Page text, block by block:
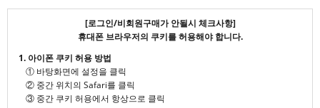
[로그인/비회원구매가 안될시 체크사항]
휴대폰 브라우저의 쿠키를 허용해야 합니다.
1. 아이폰 쿠키 허용 방법
① 바탕화면에 설정을 클릭
② 중간 위치의 Safari를 클릭
③ 중간 쿠키 허용에서 항상으로 클릭